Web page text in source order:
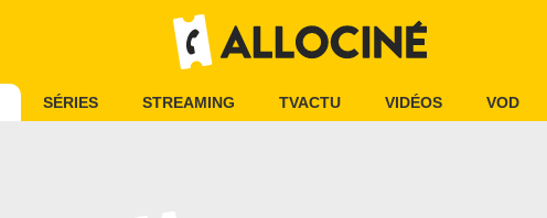
SÉRIES STREAMING TVACTU VIDÉOS VOD